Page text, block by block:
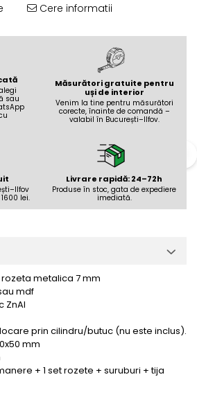
Cere informatii
sau
Măsurători gratuite pentru
uși de interior
Venim la tine pentru măsurători
corecte, înainte de comandă –
valabil în București–Ilfov.
lei.
Livrare rapidă: 24–72h
Produse în stoc, gata de expediere
imediată.
rozeta metalica 7 mm
mdf
ZnAl
prin cilindru/butuc (nu este inclus).
mm
+ 1 set rozete + suruburi + tija